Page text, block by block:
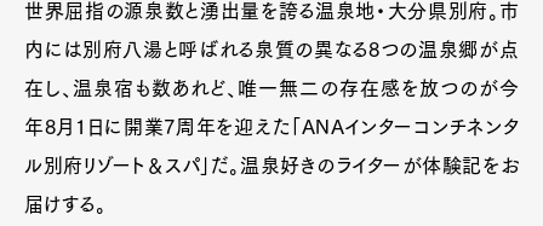
世界屈指の源泉数と湧出量を誇る温泉地・大分県別府。市
内には別府八湯と呼ばれる泉質の異なる8つの温泉郷が点
在し、温泉宿も数あれど、唯一無二の存在感を放つのが今
年8月1日に開業7周年を迎えた「ANAインターコンチネンタ
ル別府リゾート＆スパ」だ。温泉好きのライターが体験記をお
届けする。